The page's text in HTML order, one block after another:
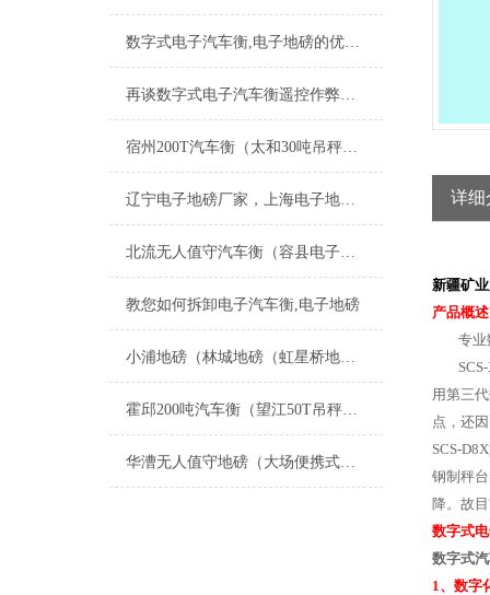
数字式电子汽车衡,电子地磅的优势简介
再谈数字式电子汽车衡遥控作弊及应对措施
宿州200T汽车衡（太和30吨吊秤）琅琊电子轨道称）黄山20T地磅维修
辽宁电子地磅厂家，上海电子地磅厂家；黑龙江电子地磅厂家；吉林电子地磅厂家；青海电子地磅厂家
北流无人值守汽车衡（容县电子地磅）陆川电子汽车衡）博白便携式地磅维修
教您如何拆卸电子汽车衡,电子地磅
小浦地磅（林城地磅（虹星桥地磅（水口地磅）吕山地磅）安吉地磅维修
霍邱200吨汽车衡（望江50T吊秤）潘集汽车衡）滁州80吨地磅维修
华漕无人值守地磅（大场便携式汽车衡）徐泾电子秤）朱家角地磅维修
详细
新疆矿
产品概述
专业数
SCS-
用第三
点，还
SCS-
钢制秤
降。故
数字式
数字式
1、数字